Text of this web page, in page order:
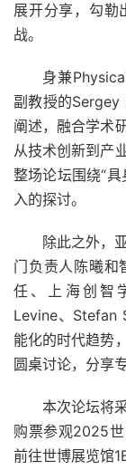
展开分享，勾勒
战。
身兼
副教授的Sergey
阐述，融合学术
从技术创新到产
整场论坛围绕“
入的探讨。
除此之外，
门负责人陈曦和
任、上海创智
Levine、Stefan
能化的时代趋势
圆桌讨论，分享
本次论坛将
购票参观2025
前往世博展览馆